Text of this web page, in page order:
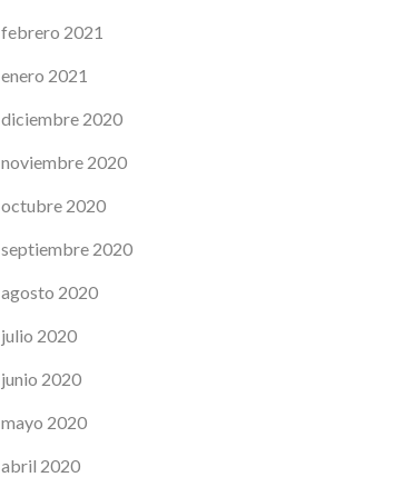
febrero 2021
enero 2021
diciembre 2020
noviembre 2020
octubre 2020
septiembre 2020
agosto 2020
julio 2020
junio 2020
mayo 2020
abril 2020